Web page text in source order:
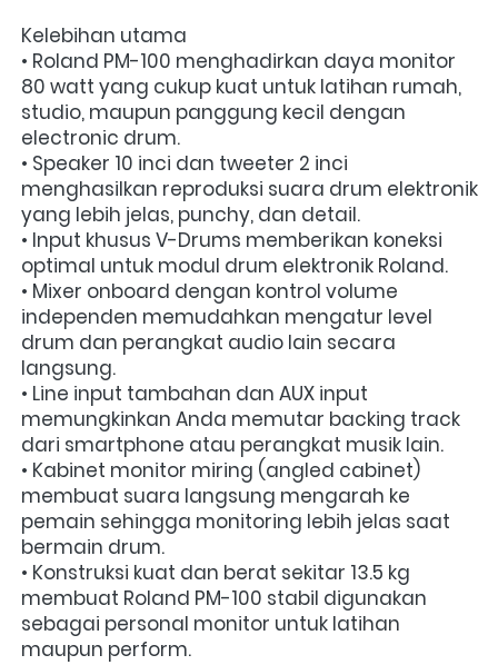
Kelebihan utama
• Roland PM-100 menghadirkan daya monitor
80 watt yang cukup kuat untuk latihan rumah,
studio, maupun panggung kecil dengan
electronic drum.
• Speaker 10 inci dan tweeter 2 inci
menghasilkan reproduksi suara drum elektronik
yang lebih jelas, punchy, dan detail.
• Input khusus V-Drums memberikan koneksi
optimal untuk modul drum elektronik Roland.
• Mixer onboard dengan kontrol volume
independen memudahkan mengatur level
drum dan perangkat audio lain secara
langsung.
• Line input tambahan dan AUX input
memungkinkan Anda memutar backing track
dari smartphone atau perangkat musik lain.
• Kabinet monitor miring (angled cabinet)
membuat suara langsung mengarah ke
pemain sehingga monitoring lebih jelas saat
bermain drum.
• Konstruksi kuat dan berat sekitar 13.5 kg
membuat Roland PM-100 stabil digunakan
sebagai personal monitor untuk latihan
maupun perform.